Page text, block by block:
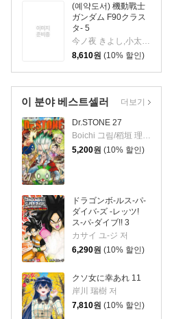
(예약도서) 機動戰士
ガンダム F90クラス
タ- 5
8,610원 (10% 할인)
이 분야 베스트셀러
Dr.STONE 27
Boichi 그림/稻垣 理一郞 원작
5,200원 (10% 할인)
ドラゴンボ-ルス-パ-
ダイバ-ズ -レッツ!
ス-パ-ダイブ!! 3
カサイ ユ-ジ 저
6,290원 (10% 할인)
クソ女に幸あれ 11
岸川 瑞樹 저
7,810원 (10% 할인)
더보기